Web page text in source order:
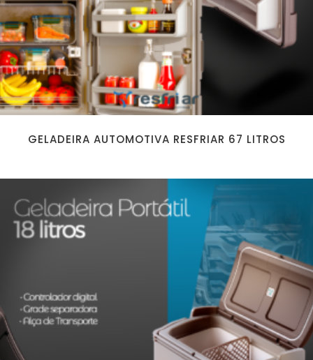
GELADEIRA AUTOMOTIVA RESFRIAR 67 LITROS